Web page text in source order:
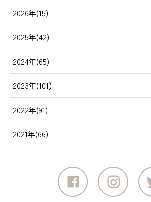
2026年(15)
2025年(42)
2024年(65)
2023年(101)
2022年(91)
2021年(66)